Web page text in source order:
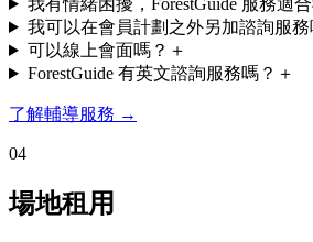
我有情緒困擾，ForestGuide 服務適
我可以在會員計劃之外另加諮詢服務
可以線上會面嗎？ ＋
ForestGuide 有英文諮詢服務嗎？ ＋
了解輔導服務 →
04
場地租用